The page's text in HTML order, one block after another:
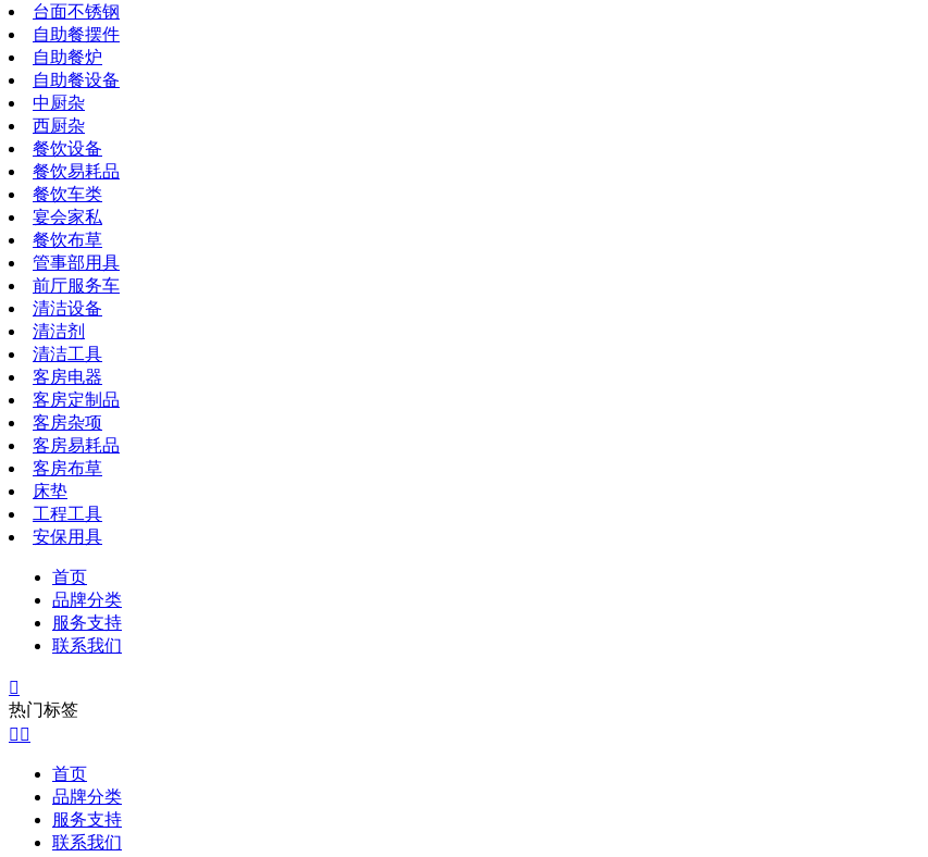
台面不锈钢
自助餐摆件
自助餐炉
自助餐设备
中厨杂
西厨杂
餐饮设备
餐饮易耗品
餐饮车类
宴会家私
餐饮布草
管事部用具
前厅服务车
清洁设备
清洁剂
清洁工具
客房电器
客房定制品
客房杂项
客房易耗品
客房布草
床垫
工程工具
安保用具
首页
品牌分类
服务支持
联系我们

热门标签
 
首页
品牌分类
服务支持
联系我们